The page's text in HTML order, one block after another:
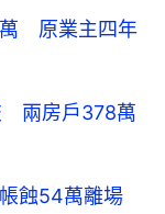
萬 原業主四年
兩房戶378萬
蝕54萬離場